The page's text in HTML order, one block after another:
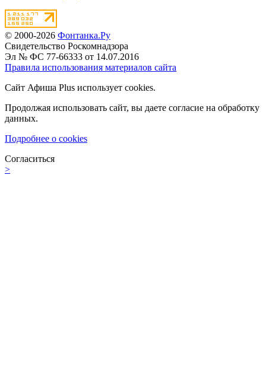
© 2000-2026 Фонтанка.Ру
Свидетельство Роскомнадзора
Эл № ФС 77-66333 от 14.07.2016
Правила использования материалов сайта
Сайт Афиша Plus использует cookies.
Продолжая использовать сайт, вы даете согласие на обработку
данных.
Подробнее о cookies
Согласиться
>